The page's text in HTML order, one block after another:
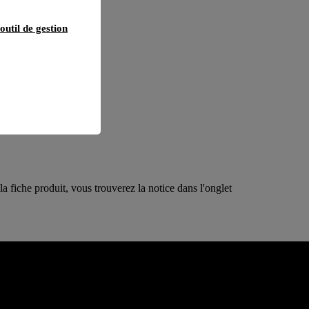
fiche produit, vous trouverez la notice dans l'onglet
de gestion